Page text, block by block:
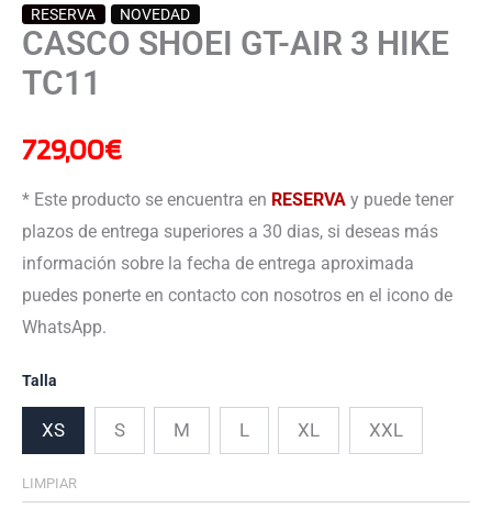
RESERVA NOVEDAD
CASCO SHOEI GT-AIR 3 HIKE
TC11
729,00€
* Este producto se encuentra en RESERVA y puede tener
plazos de entrega superiores a 30 dias, si deseas más
información sobre la fecha de entrega aproximada
puedes ponerte en contacto con nosotros en el icono de
WhatsApp.
Talla
XS S M L XL XXL
LIMPIAR